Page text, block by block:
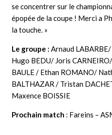
se concentrer sur le
épopée de la coupe ! Merci a
la touche. »
Le groupe : Arnaud
Hugo BEDU/ Joris
BAULE / Ethan ROMANO/
BALTHAZAR / Tristan
Maxence BOISSIE
Prochain match : Fareins –